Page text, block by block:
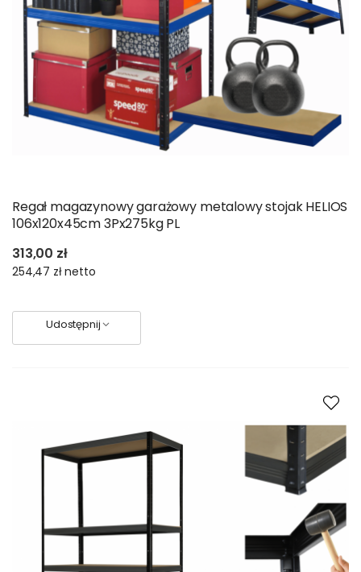
Regał magazynowy garażowy metalowy stojak HELIOS
106x120x45cm 3Px275kg PL
313,00 zł
254,47 złnetto
Udostępnij